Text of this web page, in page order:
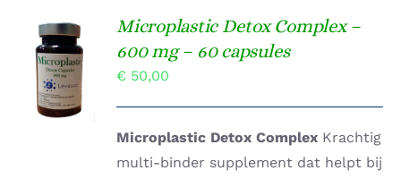
Gewaardeerd
4.00uit 5
TOEVOEGEN
AAN
WINKELWAGEN
/
DETAILS
Microplastic Detox Complex –
600 mg – 60 capsules
€ 50,00
Microplastic Detox Complex Krachtig
multi-binder supplement dat helpt bij